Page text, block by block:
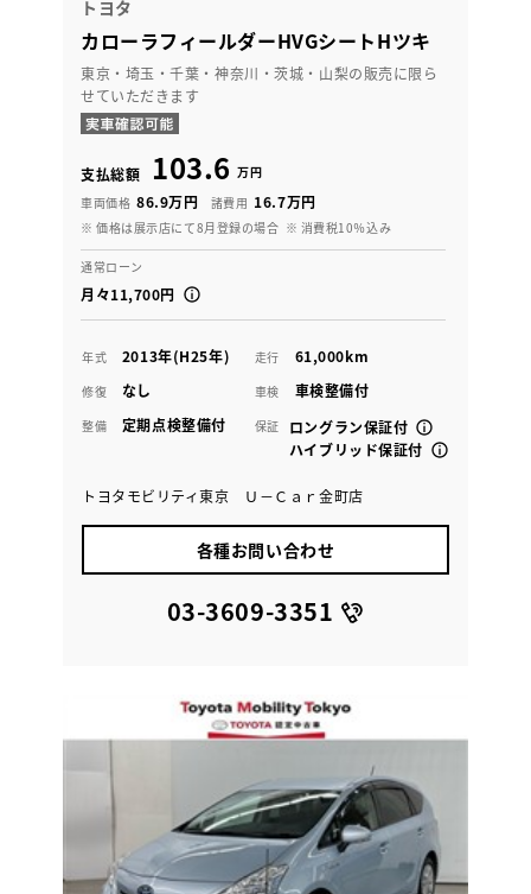
トヨタ
カローラフィールダーHVGシートHツキ
東京・埼玉・千葉・神奈川・茨城・山梨の販売に限ら
せていただきます
支払総額 103.6 万円
車両価格 86.9万円 諸費用 16.7万円
※ 価格は展示店にて8月登録の場合 ※ 消費税10％込み
通常ローン
月々11,700円
年式 2013年(H25年) 走行 61,000km
修復 なし 車検 車検整備付
整備 定期点検整備付 保証
ロングラン保証付
ハイブリッド保証付
トヨタモビリティ東京 Ｕ－Ｃａｒ金町店
各種お問い合わせ
03-3609-3351